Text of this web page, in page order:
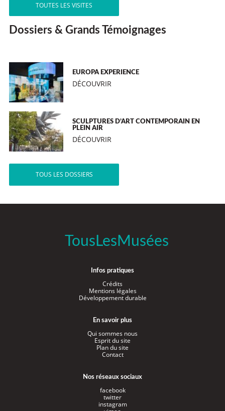
TOUTES LES VISITES
Dossiers & Grands Témoignages
EUROPA EXPERIENCE
DÉCOUVRIR
SCULPTURES D’ART CONTEMPORAIN EN
PLEIN AIR
DÉCOUVRIR
TOUS LES DOSSIERS
TousLesMusées
Infos pratiques
Crédits
Mentions légales
Développement durable
En savoir plus
Qui sommes nous
Esprit du site
Plan du site
Contact
Nos réseaux sociaux
facebook
twitter
instagram